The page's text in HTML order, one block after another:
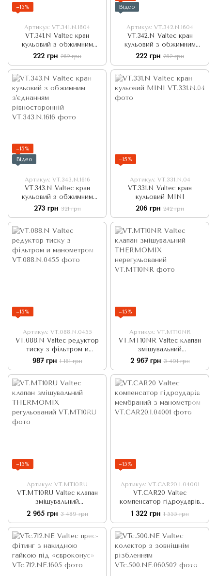
−15%
Артикул: VT.341.N.1604
VT.341.N Valtec кран
кульовий з обжимним
з'єднанням різьба зовнішня
222 грн 262 грн
Відео
Артикул: VT.342.N.1604
VT.342.N Valtec кран
кульовий з обжимним
з'єднанням різьба внутрішня
222 грн 262 грн
−15%
Відео
Артикул: VT.343.N.1616
VT.343.N Valtec кран
кульовий з обжимним
з'єднанням рівносторонній
273 грн 321 грн
−15%
Артикул: VT.331.N.04
VT.331.N Valtec кран
кульовий MINI
206 грн 242 грн
−15%
Артикул: VT.088.N.0455
VT.088.N Valtec редуктор
тиску з фільтром и
манометром
987 грн 1 161 грн
−15%
Артикул: VT.MT10NR
VT.MT10NR Valtec клапан
змішувальний
THERMOMIX
нерегульований
2 967 грн 3 491 грн
−15%
Артикул: VT.MT10RU
VT.MT10RU Valtec клапан
змішувальний
THERMOMIX регульований
2 965 грн 3 489 грн
−15%
Артикул: VT.CAR20.I.04001
VT.CAR20 Valtec
компенсатор гідроударів
мембраний з манометром
1 322 грн 1 555 грн